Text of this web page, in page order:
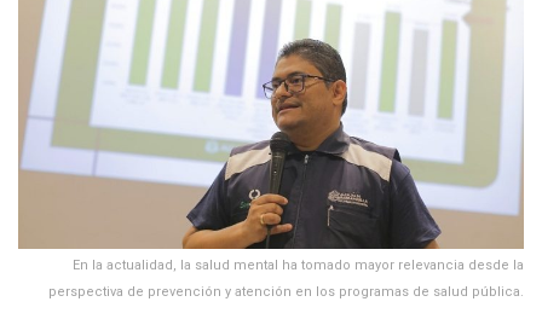
En la actualidad, la salud mental ha tomado mayor relevancia desde la
perspectiva de prevención y atención en los programas de salud pública.